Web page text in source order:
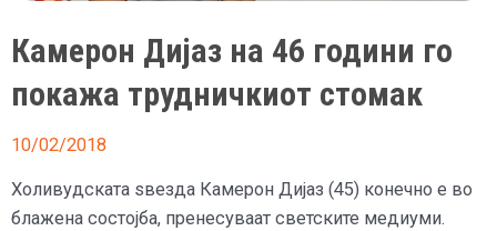
Камерон Дијаз на 46 години го
покажа трудничкиот стомак
10/02/2018
Холивудската ѕвезда Камерон Дијаз (45) конечно е во
блажена состојба, пренесуваат светските медиуми.